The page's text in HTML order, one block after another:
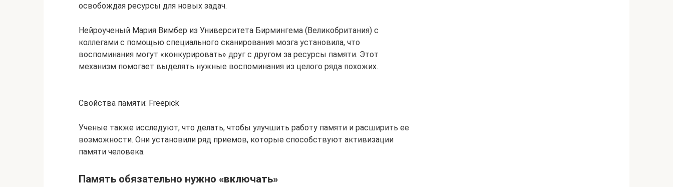
освобождая ресурсы для новых задач.
Нейроученый Мария Вимбер из Университета Бирмингема (Великобритания) с
коллегами с помощью специального сканирования мозга установила, что
воспоминания могут «конкурировать» друг с другом за ресурсы памяти. Этот
механизм помогает выделять нужные воспоминания из целого ряда похожих.
Свойства памяти: Freepick
Ученые также исследуют, что делать, чтобы улучшить работу памяти и расширить ее
возможности. Они установили ряд приемов, которые способствуют активизации
памяти человека.
Память обязательно нужно «включать»